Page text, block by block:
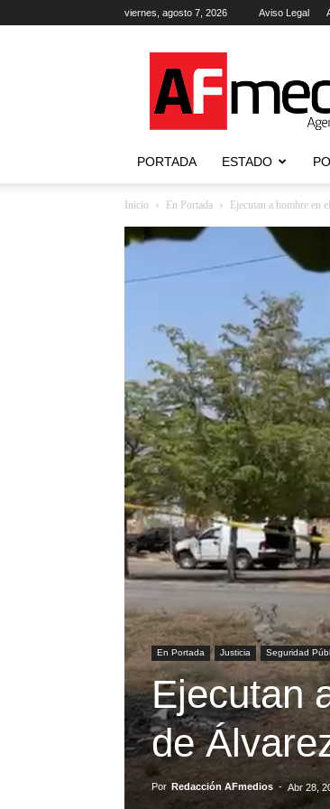
viernes, agosto 7, 2026 Aviso Legal
Agencia
de
Noticias
PORTADA ESTADO
Inicio En Portada Ejecutan a hombre en
En Portada Justicia Seguridad
Ejecutan
de
Por Redacción AFmedios - Abr 28,